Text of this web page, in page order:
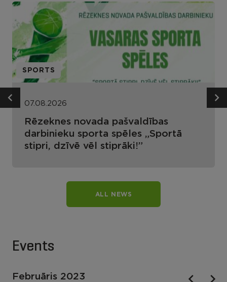
SPORTS
07.08.2026
Rēzeknes novada pašvaldības
darbinieku sporta spēles „Sportā
stipri, dzīvē vēl stiprāki!”
ALL NEWS
Events
Februāris 2023